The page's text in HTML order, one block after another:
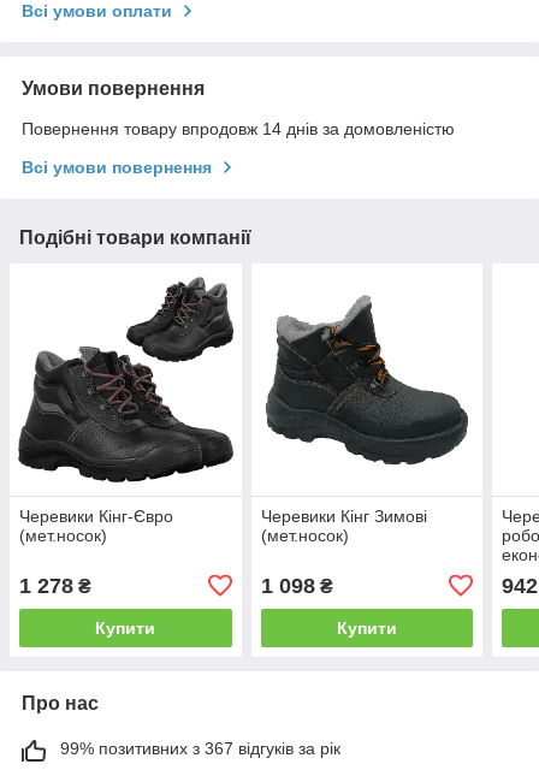
Всі умови оплати
Умови повернення
Повернення товару впродовж 14 днів за домовленістю
Всі умови повернення
Подібні товари компанії
Черевики Кінг-Євро
(мет.носок)
1 278 ₴
Купити
Черевики Кінг Зимові
(мет.носок)
1 098₴
Купити
942
Про нас
99% позитивних з 367 відгуків за рік